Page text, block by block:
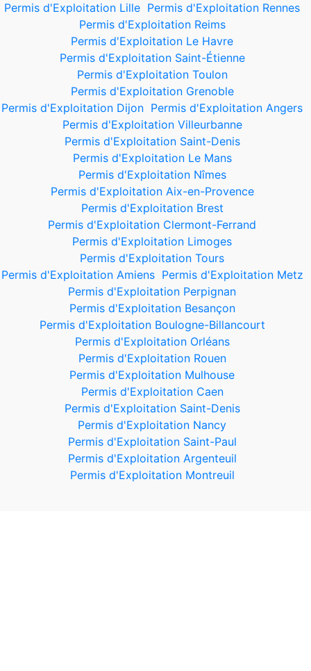
Permis d'Exploitation Lille Permis d'Exploitation Rennes
Permis d'Exploitation Reims
Permis d'Exploitation Le Havre
Permis d'Exploitation Saint-Étienne
Permis d'Exploitation Toulon
Permis d'Exploitation Grenoble
Permis d'Exploitation Dijon Permis d'Exploitation Angers
Permis d'Exploitation Villeurbanne
Permis d'Exploitation Saint-Denis
Permis d'Exploitation Le Mans
Permis d'Exploitation Nîmes
Permis d'Exploitation Aix-en-Provence
Permis d'Exploitation Brest
Permis d'Exploitation Clermont-Ferrand
Permis d'Exploitation Limoges
Permis d'Exploitation Tours
Permis d'Exploitation Amiens Permis d'Exploitation Metz
Permis d'Exploitation Perpignan
Permis d'Exploitation Besançon
Permis d'Exploitation Boulogne-Billancourt
Permis d'Exploitation Orléans
Permis d'Exploitation Rouen
Permis d'Exploitation Mulhouse
Permis d'Exploitation Caen
Permis d'Exploitation Saint-Denis
Permis d'Exploitation Nancy
Permis d'Exploitation Saint-Paul
Permis d'Exploitation Argenteuil
Permis d'Exploitation Montreuil